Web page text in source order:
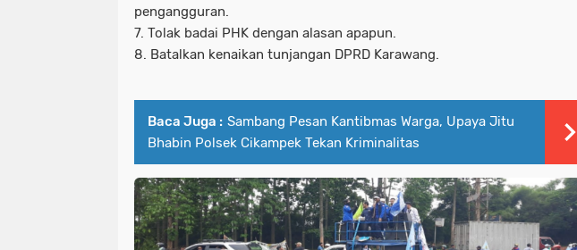
pengangguran.
7. Tolak badai PHK dengan alasan apapun.
8. Batalkan kenaikan tunjangan DPRD Karawang.
Baca Juga : Sambang Pesan Kantibmas Warga, Upaya Jitu
Bhabin Polsek Cikampek Tekan Kriminalitas